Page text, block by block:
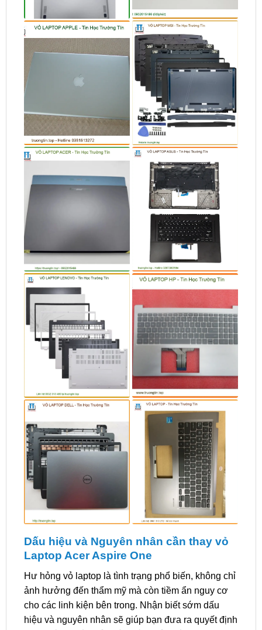
Dấu hiệu và Nguyên nhân cần thay vỏ
Laptop Acer Aspire One
Hư hỏng vỏ laptop là tình trạng phổ biến, không chỉ
ảnh hưởng đến thẩm mỹ mà còn tiềm ẩn nguy cơ
cho các linh kiện bên trong. Nhận biết sớm dấu
hiệu và nguyên nhân sẽ giúp bạn đưa ra quyết định